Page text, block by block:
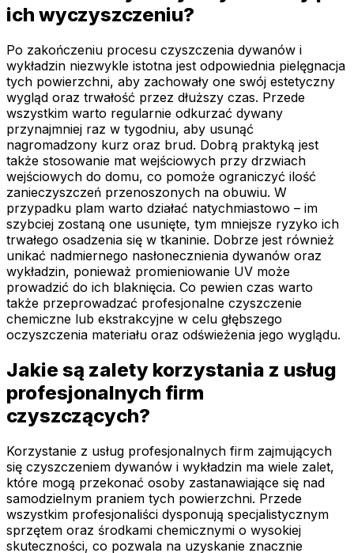
ich wyczyszczeniu?
Po zakończeniu procesu czyszczenia dywanów i
wykładzin niezwykle istotna jest odpowiednia pielęgnacja
tych powierzchni, aby zachowały one swój estetyczny
wygląd oraz trwałość przez dłuższy czas. Przede
wszystkim warto regularnie odkurzać dywany
przynajmniej raz w tygodniu, aby usunąć
nagromadzony kurz oraz brud. Dobrą praktyką jest
także stosowanie mat wejściowych przy drzwiach
wejściowych do domu, co pomoże ograniczyć ilość
zanieczyszczeń przenoszonych na obuwiu. W
przypadku plam warto działać natychmiastowo – im
szybciej zostaną one usunięte, tym mniejsze ryzyko ich
trwałego osadzenia się w tkaninie. Dobrze jest również
unikać nadmiernego nasłonecznienia dywanów oraz
wykładzin, ponieważ promieniowanie UV może
prowadzić do ich blaknięcia. Co pewien czas warto
także przeprowadzać profesjonalne czyszczenie
chemiczne lub ekstrakcyjne w celu głębszego
oczyszczenia materiału oraz odświeżenia jego wyglądu.
Jakie są zalety korzystania z usług
profesjonalnych firm
czyszczących?
Korzystanie z usług profesjonalnych firm zajmujących
się czyszczeniem dywanów i wykładzin ma wiele zalet,
które mogą przekonać osoby zastanawiające się nad
samodzielnym praniem tych powierzchni. Przede
wszystkim profesjonaliści dysponują specjalistycznym
sprzętem oraz środkami chemicznymi o wysokiej
skuteczności, co pozwala na uzyskanie znacznie